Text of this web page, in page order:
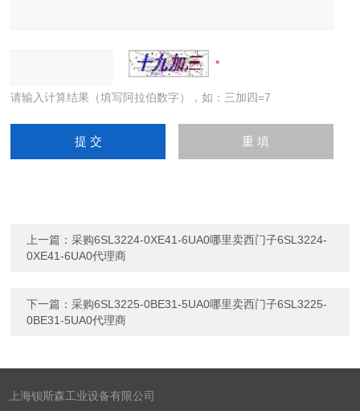
请输入计算结果（填写阿拉伯数字），如：三加四=7
上一篇：采购6SL3224-0XE41-6UA0哪里卖西门子6SL3224-
0XE41-6UA0代理商
下一篇：采购6SL3225-0BE31-5UA0哪里卖西门子6SL3225-
0BE31-5UA0代理商
上海钡斯森工业设备有限公司